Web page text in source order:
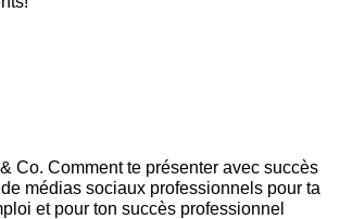
Co. Comment te présenter avec succès
médias sociaux professionnels pour ta
et pour ton succès professionnel